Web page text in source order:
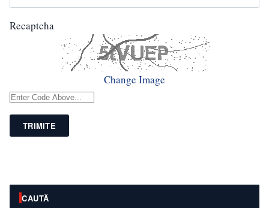
Recaptcha
Change Image
TRIMITE
CAUTĂ